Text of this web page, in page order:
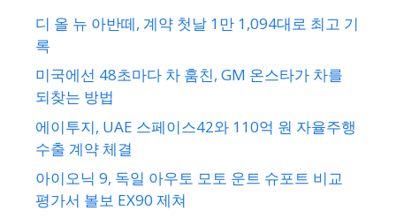
디 올 뉴 아반떼, 계약 첫날 1만 1,094대로 최고 기
록
미국에선 48초마다 차 훔친, GM 온스타가 차를
되찾는 방법
에이투지, UAE 스페이스42와 110억 원 자율주행
수출 계약 체결
아이오닉 9, 독일 아우토 모토 운트 슈포트 비교
평가서 볼보 EX90 제쳐